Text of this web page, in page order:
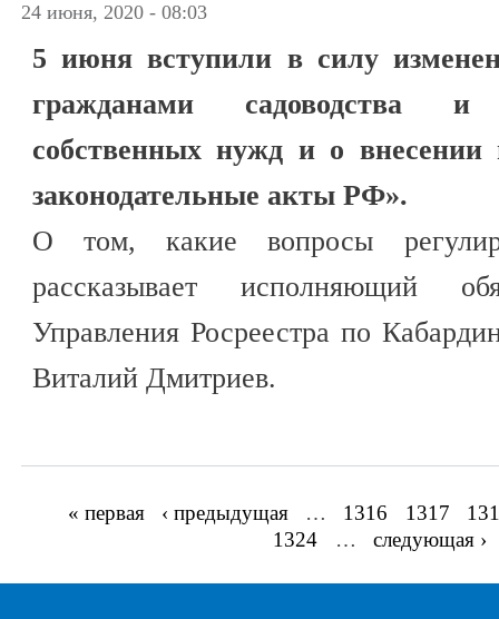
24 июня, 2020 - 08:03
5 июня вступили в силу
гражданами садоводства и
собственных нужд и о внесении
законодательные акты РФ».
О том, какие вопросы
рассказывает исполняющий
Управления Росреестра по
Виталий Дмитриев.
Страницы
« первая ‹ предыдущая … 1316 1317
1324
… следующая ›